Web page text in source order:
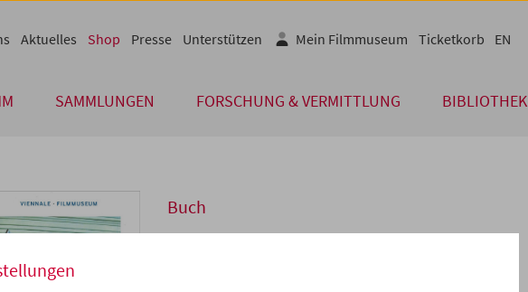
SAMMLUNGEN FORSCHUNG & VERMITTLUNG BIBLIOTHEK
Aktuelles Shop Presse Unterstützen Mein Filmmuseum Ticketkorb EN
Buch
Retrospektive Jerry Lewis